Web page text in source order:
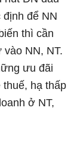
định để NN
thì cần
NN, NT.
ưu đãi
hạ thấp
ở NT,